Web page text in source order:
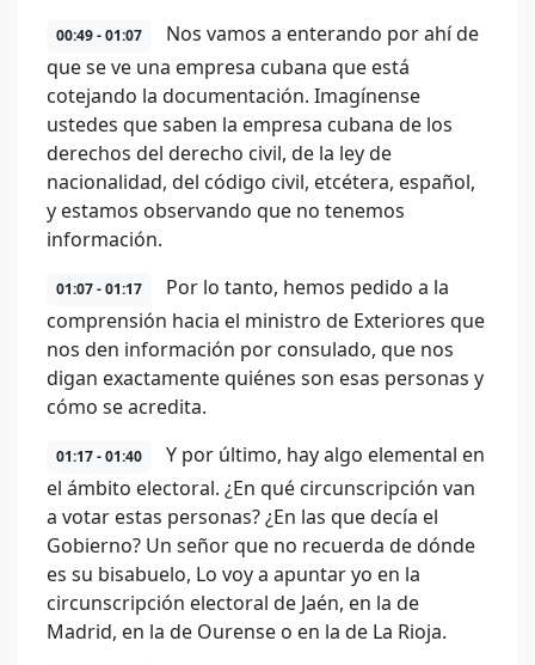
00:49 - 01:07
Nos vamos a enterando por ahí de
que se ve una empresa cubana que está
cotejando la documentación. Imagínense
ustedes que saben la empresa cubana de los
derechos del derecho civil, de la ley de
nacionalidad, del código civil, etcétera, español,
y estamos observando que no tenemos
información.
01:07 - 01:17
Por lo tanto, hemos pedido a la
comprensión hacia el ministro de Exteriores que
nos den información por consulado, que nos
digan exactamente quiénes son esas personas y
cómo se acredita.
01:17 - 01:40
Y por último, hay algo elemental en
el ámbito electoral. ¿En qué circunscripción van
a votar estas personas? ¿En las que decía el
Gobierno? Un señor que no recuerda de dónde
es su bisabuelo, Lo voy a apuntar yo en la
circunscripción electoral de Jaén, en la de
Madrid, en la de Ourense o en la de La Rioja.